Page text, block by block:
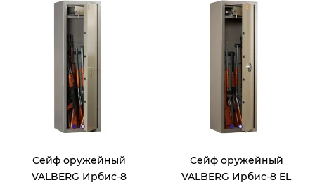
Сейф оружейный
VALBERG Ирбис-8
Сейф оружейный
VALBERG Ирбис-8 EL